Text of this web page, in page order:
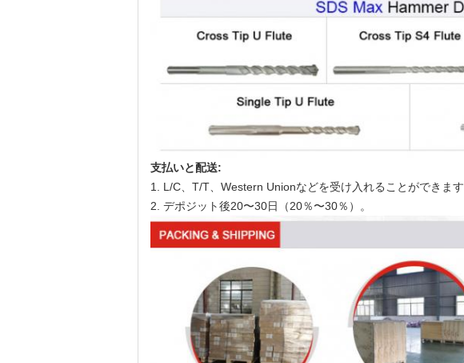
支払いと配送:
1. L/C、T/T、Western Unionなどを受け入れることができます
2. デポジット後20〜30日（20％〜30％）。